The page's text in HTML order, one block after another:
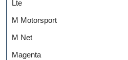
Lte
M Motorsport
M Net
Magenta